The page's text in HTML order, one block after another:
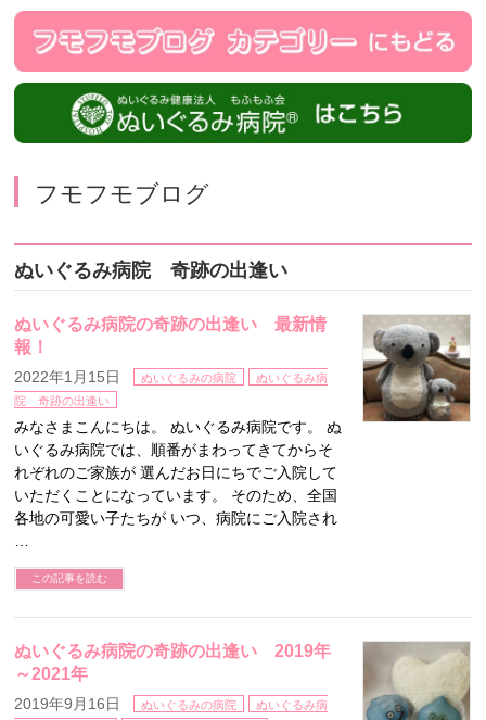
フモフモブログ
ぬいぐるみ病院 奇跡の出逢い
ぬいぐるみ病院の奇跡の出逢い 最新情
報！
2022年1月15日 ぬいぐるみの病院
ぬいぐるみ病
院 奇跡の出逢い
みなさまこんにちは。 ぬいぐるみ病院です。 ぬ
いぐるみ病院では、順番がまわってきてからそ
れぞれのご家族が 選んだお日にちでご入院して
いただくことになっています。 そのため、全国
各地の可愛い子たちが いつ、病院にご入院され
…
この記事を読む
ぬいぐるみ病院の奇跡の出逢い 2019年
～2021年
2019年9月16日 ぬいぐるみの病院
ぬいぐるみ病